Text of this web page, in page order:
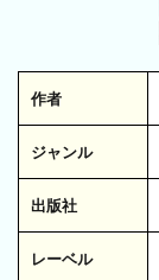
作者
ジャンル
出版社
レーベル